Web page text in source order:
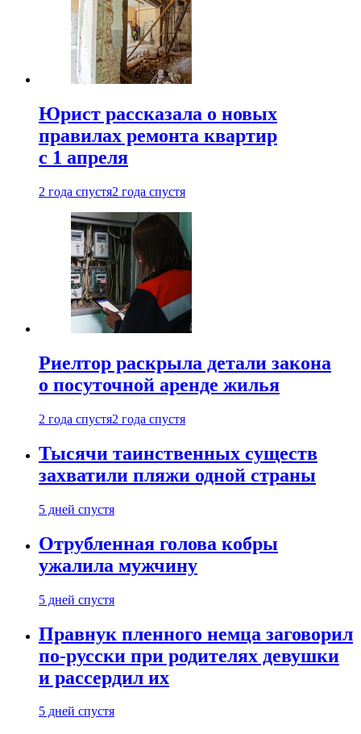
Юрист рассказала о новых
правилах ремонта квартир
с 1 апреля
2 года спустя2 года спустя
Риелтор раскрыла детали закона
о посуточной аренде жилья
2 года спустя2 года спустя
Тысячи таинственных существ
захватили пляжи одной страны
5 дней спустя
Отрубленная голова кобры
ужалила мужчину
5 дней спустя
Правнук пленного немца заговорил
по-русски при родителях девушки
и рассердил их
5 дней спустя